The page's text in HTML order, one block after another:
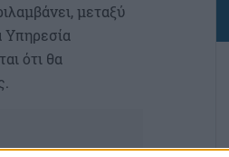
μεταξύ
Υπηρεσία
ότι θα